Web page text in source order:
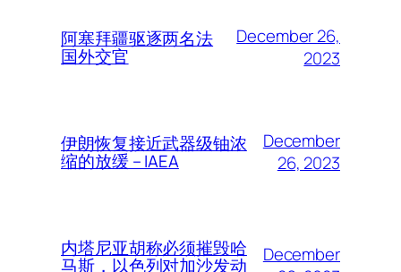
阿塞拜疆驱逐两名法
国外交官
December 26,
2023
伊朗恢复接近武器级铀浓
缩的放缓 – IAEA
December
26, 2023
内塔尼亚胡称必须摧毁哈
马斯，以色列对加沙发动
December